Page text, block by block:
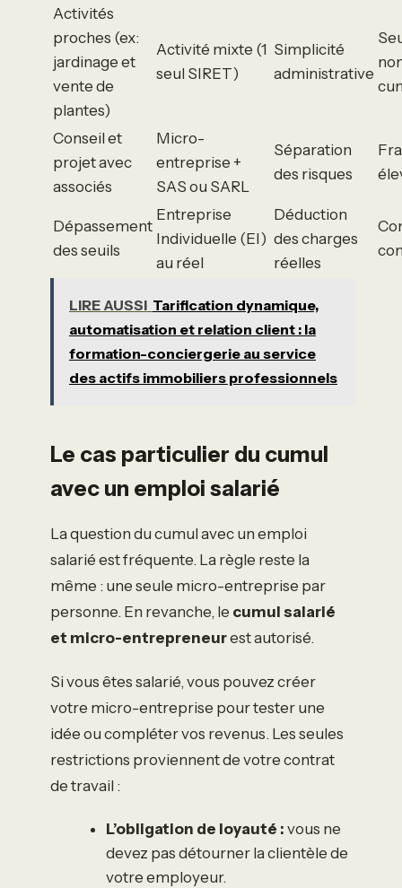
Activités
proches (ex:
jardinage et
vente de
plantes)
Activité mixte (1
seul SIRET)
Simplicité
administrative
Conseil et
projet avec
associés
Micro-
entreprise +
SAS ou SARL
Séparation
des risques
Dépassement
des seuils
Entreprise
Individuelle (EI)
au réel
Déduction
des charges
réelles
LIRE AUSSI Tarification dynamique,
automatisation et relation client : la
formation-conciergerie au service
des actifs immobiliers professionnels
Le cas particulier du cumul
avec un emploi salarié
La question du cumul avec un emploi
salarié est fréquente. La règle reste la
même : une seule micro-entreprise par
personne. En revanche, le cumul salarié
et micro-entrepreneurest autorisé.
Si vous êtes salarié, vous pouvez créer
votre micro-entreprise pour tester une
idée ou compléter vos revenus. Les seules
restrictions proviennent de votre contrat
de travail :
L’obligation de loyauté : vous ne
devez pas détourner la clientèle de
votre employeur.